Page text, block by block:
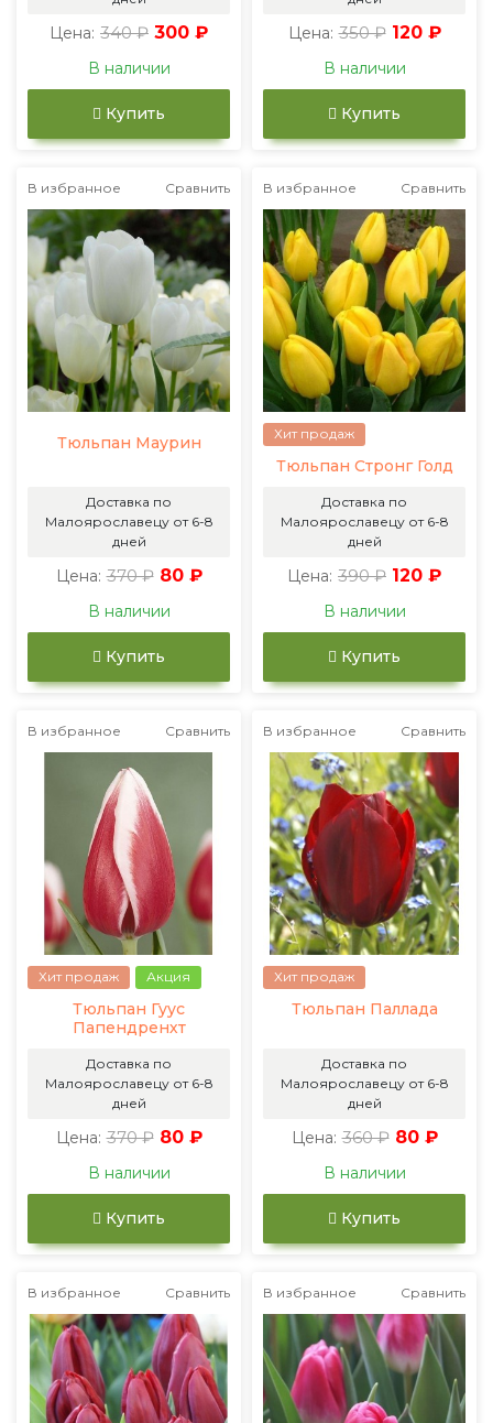
Цена: 340 ₽ 300 ₽
В наличии
Купить
Цена: 350 ₽ 120 ₽
В наличии
Купить
В избранное Сравнить
Тюльпан Маурин
Доставка по
Малоярославецу от 6-8
дней
Цена: 370 ₽ 80 ₽
В наличии
Купить
В избранное Сравнить
Хит продаж
Тюльпан Стронг Голд
Доставка по
Малоярославецу от 6-8
дней
Цена: 390 ₽ 120 ₽
В наличии
Купить
В избранное Сравнить
Хит продаж Акция
Тюльпан Гуус
Папендренхт
Доставка по
Малоярославецу от 6-8
дней
Цена: 370 ₽ 80 ₽
В наличии
Купить
В избранное Сравнить
Хит продаж
Тюльпан Паллада
Доставка по
Малоярославецу от 6-8
дней
Цена: 360 ₽ 80 ₽
В наличии
Купить
В избранное Сравнить В избранное Сравнить